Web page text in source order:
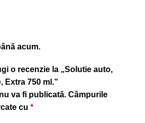
acum.
o recenzie la „Solutie auto,
Extra 750 ml.”
va fi publicată. Câmpurile
cu *